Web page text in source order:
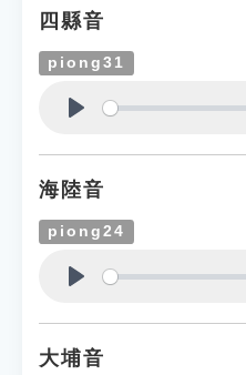
四縣音
piong31
海陸音
piong24
大埔音